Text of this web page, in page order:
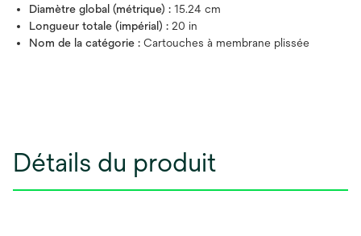
Diamètre global (métrique) : 15.24 cm
Longueur totale (impérial) : 20 in
Nom de la catégorie : Cartouches à membrane plissée
Détails du produit